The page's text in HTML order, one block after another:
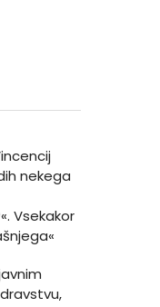
nekega
Vsekakor